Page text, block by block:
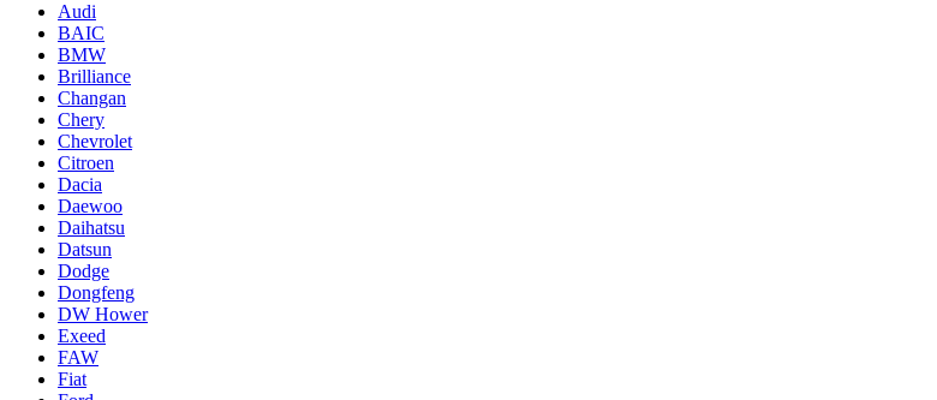
Audi
BAIC
BMW
Brilliance
Changan
Chery
Chevrolet
Citroen
Dacia
Daewoo
Daihatsu
Datsun
Dodge
Dongfeng
DW Hower
Exeed
FAW
Fiat